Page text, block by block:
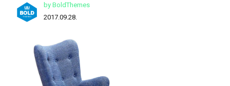
by BoldThemes
2017.09.28.